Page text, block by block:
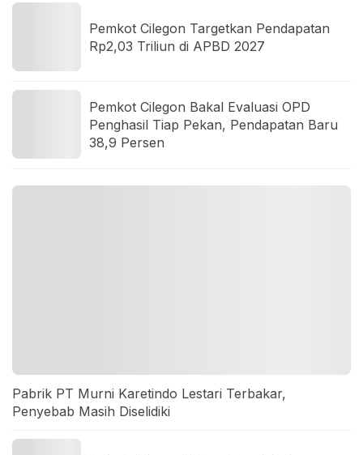
Pemkot Cilegon Targetkan Pendapatan
Rp2,03 Triliun di APBD 2027
Pemkot Cilegon Bakal Evaluasi OPD
Penghasil Tiap Pekan, Pendapatan Baru
38,9 Persen
Pabrik PT Murni Karetindo Lestari Terbakar,
Penyebab Masih Diselidiki